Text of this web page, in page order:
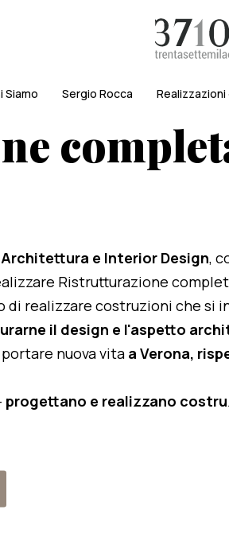
Siamo Sergio Rocca
Architettura e Interior Design,
Ristrutturazione
di realizzare costruzioni che
il design e l'aspetto
nuova vita a Verona,
progettano e realizzano